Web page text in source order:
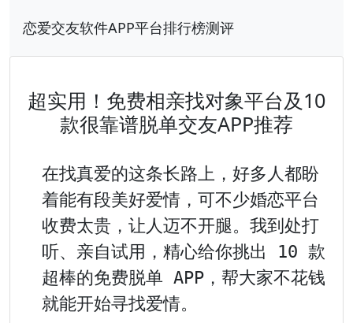
恋爱交友软件APP平台排行榜测评
超实用！免费相亲找对象平台及10
款很靠谱脱单交友APP推荐
在找真爱的这条长路上，好多人都盼
着能有段美好爱情，可不少婚恋平台
收费太贵，让人迈不开腿。我到处打
听、亲自试用，精心给你挑出 10 款
超棒的免费脱单 APP，帮大家不花钱
就能开始寻找爱情。